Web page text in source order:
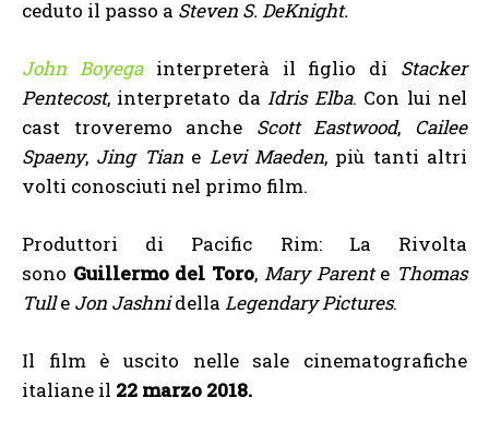
ceduto il passo a Steven S. DeKnight.
John Boyegainterpreterà il figlio di Stacker
Pentecost, interpretato daIdris Elba. Con lui nel
cast troveremo anche Scott Eastwood, Cailee
Spaeny, Jing Tiane Levi Maeden, più tanti altri
volti conosciuti nel primo film.
Produttori di Pacific Rim: La Rivolta
sono Guillermo del Toro, Mary Parente Thomas
Tulle Jon Jashnidella Legendary Pictures.
Il film è uscito nelle sale cinematografiche
italiane il 22 marzo 2018.